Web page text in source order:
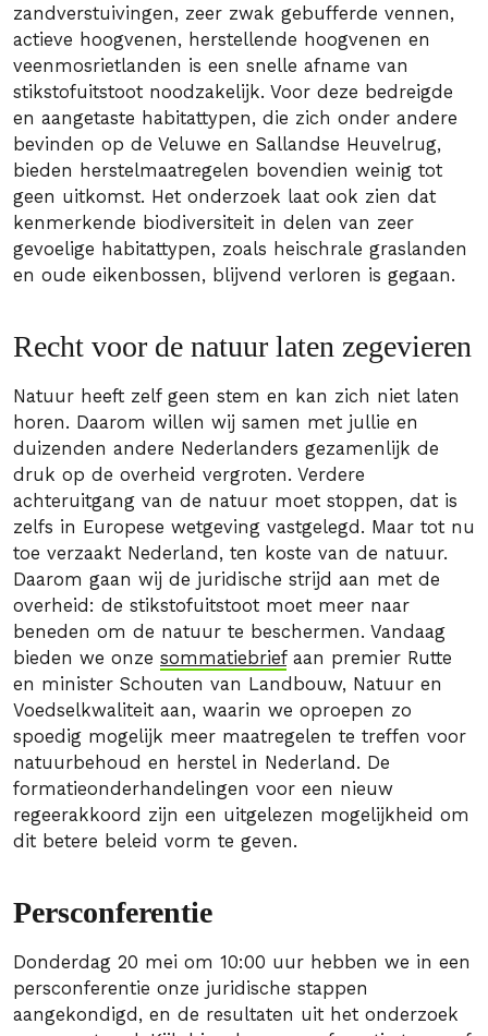
zandverstuivingen, zeer zwak gebufferde vennen,
actieve hoogvenen, herstellende hoogvenen en
veenmosrietlanden is een snelle afname van
stikstofuitstoot noodzakelijk. Voor deze bedreigde
en aangetaste habitattypen, die zich onder andere
bevinden op de Veluwe en Sallandse Heuvelrug,
bieden herstelmaatregelen bovendien weinig tot
geen uitkomst. Het onderzoek laat ook zien dat
kenmerkende biodiversiteit in delen van zeer
gevoelige habitattypen, zoals heischrale graslanden
en oude eikenbossen, blijvend verloren is gegaan.
Recht voor de natuur laten zegevieren
Natuur heeft zelf geen stem en kan zich niet laten
horen. Daarom willen wij samen met jullie en
duizenden andere Nederlanders gezamenlijk de
druk op de overheid vergroten. Verdere
achteruitgang van de natuur moet stoppen, dat is
zelfs in Europese wetgeving vastgelegd. Maar tot nu
toe verzaakt Nederland, ten koste van de natuur.
Daarom gaan wij de juridische strijd aan met de
overheid: de stikstofuitstoot moet meer naar
beneden om de natuur te beschermen. Vandaag
bieden we onze sommatiebriefaan premier Rutte
en minister Schouten van Landbouw, Natuur en
Voedselkwaliteit aan, waarin we oproepen zo
spoedig mogelijk meer maatregelen te treffen voor
natuurbehoud en herstel in Nederland. De
formatieonderhandelingen voor een nieuw
regeerakkoord zijn een uitgelezen mogelijkheid om
dit betere beleid vorm te geven.
Persconferentie
Donderdag 20 mei om 10:00 uur hebben we in een
persconferentie onze juridische stappen
aangekondigd, en de resultaten uit het onderzoek